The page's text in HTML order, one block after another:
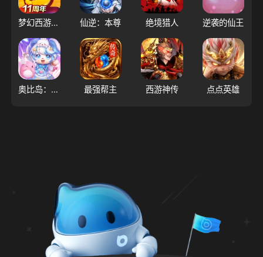
梦幻西游（大陆服） 仙逆：本尊 绝境猎人 逆袭的仙王
奥比岛：梦想国度 最强帮主 西游神传 点点英雄